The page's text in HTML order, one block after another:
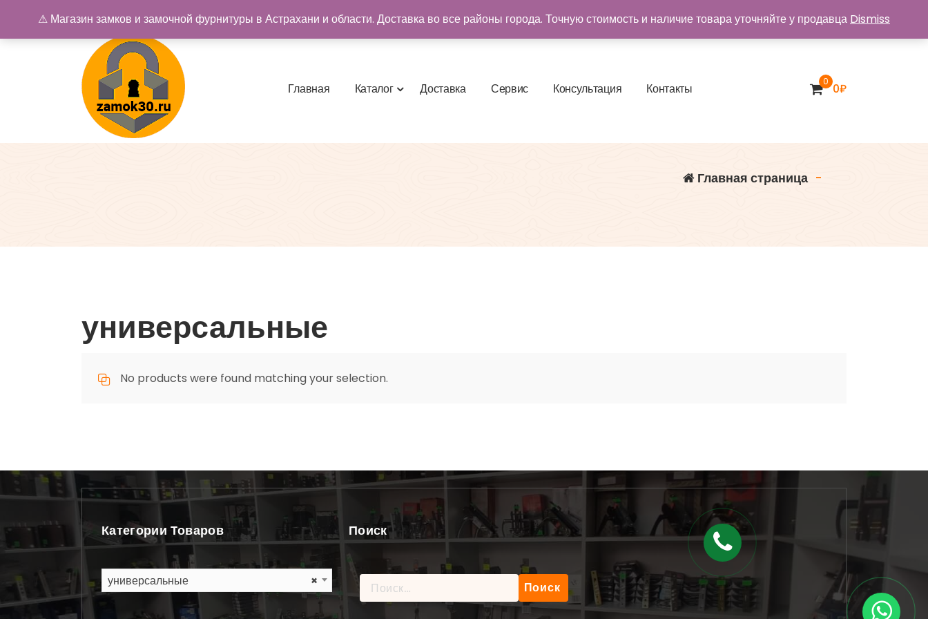
содержимому
Главная Каталог Доставка Сервис Консультация Контакты 0 0₽
Главная страница -
универсальные
No products were found matching your selection.
Категории Товаров
×
универсальные
Поиск
Найти:
⚠ Магазин замков и замочной фурнитуры в Астрахани и области. Доставка во все районы города. Точную стоимость и наличие товара уточняйте у продавца Dismiss